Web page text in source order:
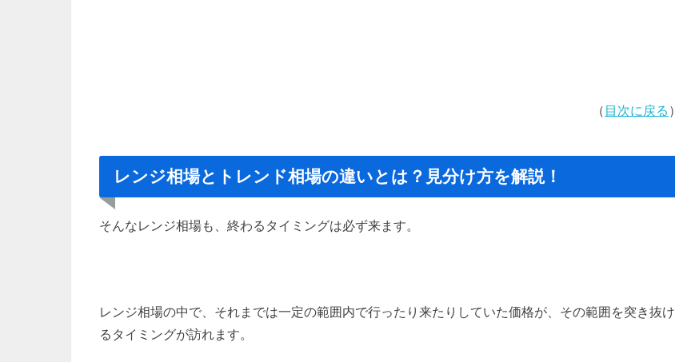
（ 目次に戻る ）
レンジ相場とトレンド相場の違いとは？見分け方を解説！
そんなレンジ相場も、終わるタイミングは必ず来ます。
レンジ相場の中で、それまでは一定の範囲内で行ったり来たりしていた価格が、その範囲を突き抜け
るタイミングが訪れます。